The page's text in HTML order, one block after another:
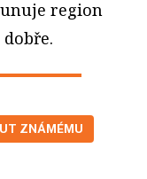
region
ZNÁMÉMU